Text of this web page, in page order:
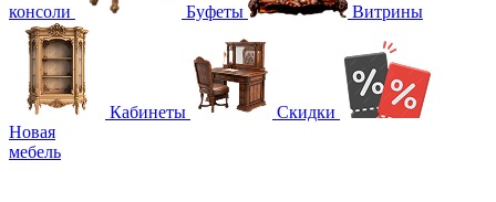
консоли Буфеты Витрины
Кабинеты
Скидки
Новая
мебель